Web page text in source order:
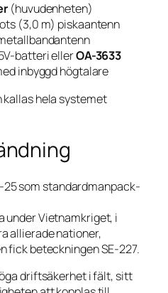
(huvudenheten)
(3,0 m) piskaantenn
batteri ellerOA-3633
inbyggd högtalare
kallas hela systemet
25 som standardmanpack-
under Vietnamkriget, i
allierade nationer,
fick beteckningen SE-227.
driftsäkerhet i fält, sitt